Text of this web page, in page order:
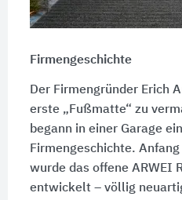
Firmengeschichte
Der Firmengründer Erich
erste „Fußmatte“ zu
begann in einer Garage
Firmengeschichte.
wurde das offene ARWEI
entwickelt – völlig